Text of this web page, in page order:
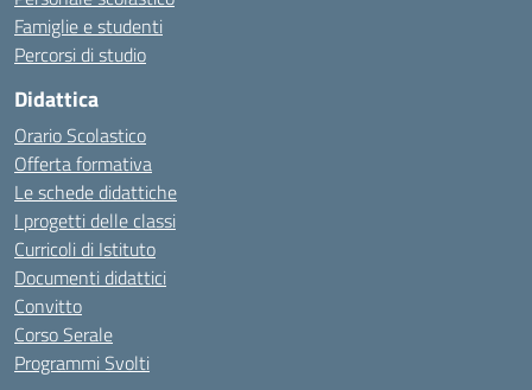
Famiglie e studenti
Percorsi di studio
Didattica
Orario Scolastico
Offerta formativa
Le schede didattiche
I progetti delle classi
Curricoli di Istituto
Documenti didattici
Convitto
Corso Serale
Programmi Svolti